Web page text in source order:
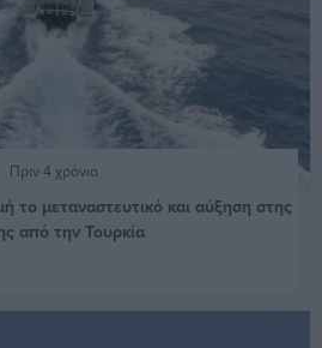
Πριν 4 χρόνια
το μεταναστευτικό και αύξηση στης
από την Τουρκία